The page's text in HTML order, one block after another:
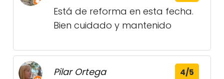
Está de reforma en esta fecha.
Bien cuidado y mantenido
Pilar Ortega 4/5